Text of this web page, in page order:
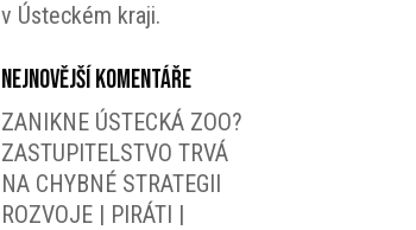
v Ústeckém kraji.
Nejnovější komentáře
ZANIKNE ÚSTECKÁ ZOO?
ZASTUPITELSTVO TRVÁ
NA CHYBNÉ STRATEGII
ROZVOJE | PIRÁTI |